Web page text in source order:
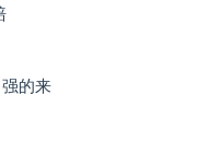
的来